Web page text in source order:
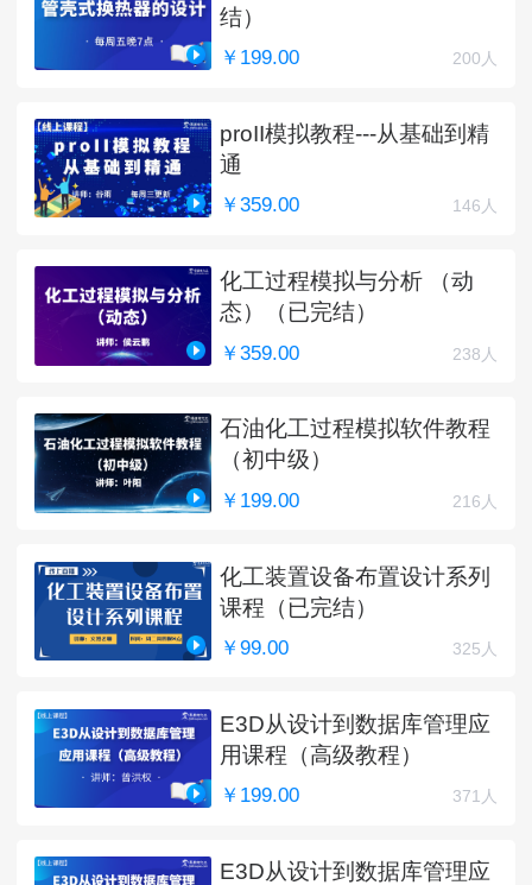
结）
￥199.00 200人
proII模拟教程---从基础到精
通
￥359.00 146人
化工过程模拟与分析 （动
态）（已完结）
￥359.00 238人
石油化工过程模拟软件教程
（初中级）
￥199.00 216人
化工装置设备布置设计系列
课程（已完结）
￥99.00 325人
E3D从设计到数据库管理应
用课程（高级教程）
￥199.00 371人
E3D从设计到数据库管理应